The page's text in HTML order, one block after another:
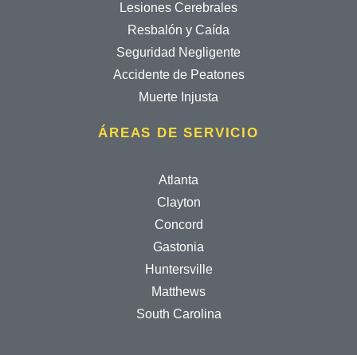
Lesiones Cerebrales
Resbalón y Caída
Seguridad Negligente
Accidente de Peatones
Muerte Injusta
ÁREAS DE SERVICIO
Atlanta
Clayton
Concord
Gastonia
Huntersville
Matthews
South Carolina